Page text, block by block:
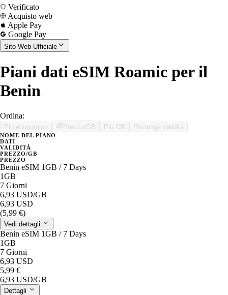
Verificato
Acquisto web
Apple Pay
Google Pay
Sito Web Ufficiale
Piani dati eSIM Roamic per il
Benin
Ordina:
Più economico Prezzo/GB Più GB Più lunga validità
NOME DEL PIANO
DATI
VALIDITÀ
PREZZO/GB
PREZZO
Benin eSIM 1GB / 7 Days
1GB
7 Giorni
6,93 USD/GB
6,93 USD
(5,99 €)
Vedi dettagli
Benin eSIM 1GB / 7 Days
1GB
7 Giorni
6,93 USD
5,99 €
6,93 USD/GB
Dettagli